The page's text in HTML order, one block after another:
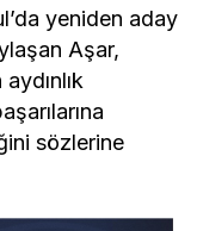
yeniden aday
Aşar,
sözlerine